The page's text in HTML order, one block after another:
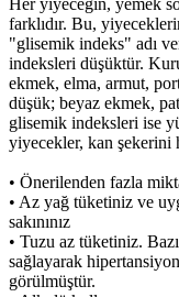
Her yiyeceğin, yemek
farklıdır. Bu,
"glisemik indeks" adı
indeksleri düşüktür.
ekmek, elma, armut,
düşük; beyaz ekmek,
glisemik indeksleri ise
yiyecekler, kan şekerini
• Önerilenden fazla
• Az yağ tüketiniz ve
sakınınız
• Tuzu az tüketiniz.
sağlayarak
görülmüştür.